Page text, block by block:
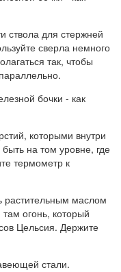
ствола для стержней
сверла немного
так, чтобы
которыми внутри
на том уровне, где
термометр к
растительным маслом
огонь, который
Цельсия. Держите
стали.